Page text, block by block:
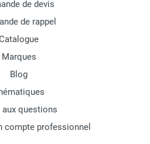
de devis
de rappel
Marques
Blog
aux questions
compte professionnel